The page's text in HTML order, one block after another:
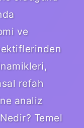
ve
refah
analiz
Temel